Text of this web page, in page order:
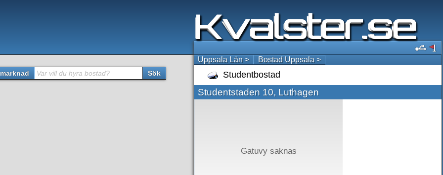
Uppsala Län > Bostad Uppsala >
Studentbostad
Studentstaden 10, Luthagen
Gatuvy saknas
Var vill du hyra bostad? Sök